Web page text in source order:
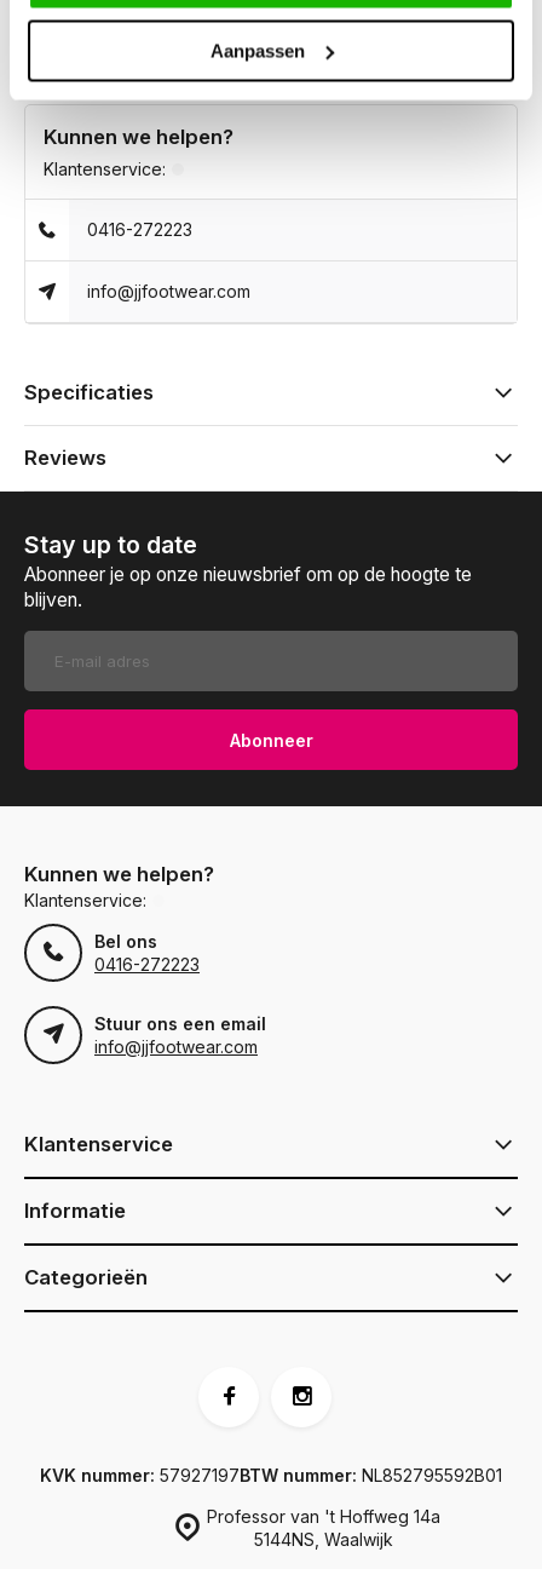
Aanpassen
Kunnen we helpen?
Klantenservice:
0416-272223
info@jjfootwear.com
Specificaties
Reviews
Stay up to date
Abonneer je op onze nieuwsbrief om op de hoogte te
blijven.
Abonneer
Kunnen we helpen?
Klantenservice:
Bel ons
0416-272223
Stuur ons een email
info@jjfootwear.com
Klantenservice
Informatie
Categorieën
Professor van 't Hoffweg 14a
5144NS, Waalwijk
KVK nummer: 57927197BTW nummer: NL852795592B01